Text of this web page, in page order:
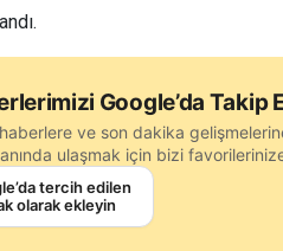
Google’da Takip
ve son dakika
ulaşmak için bizi
tercih edilen
olarak ekleyin